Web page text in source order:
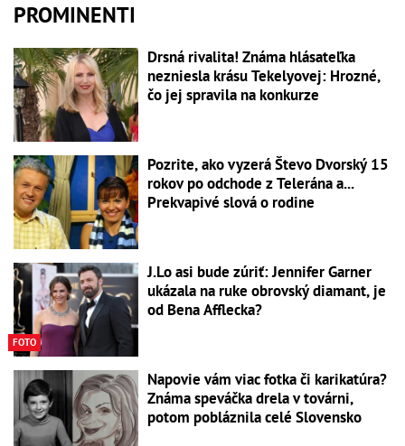
PROMINENTI
Drsná rivalita! Známa hlásateľka
nezniesla krásu Tekelyovej: Hrozné,
čo jej spravila na konkurze
Pozrite, ako vyzerá Števo Dvorský 15
rokov po odchode z Telerána a...
Prekvapivé slová o rodine
FOTO
J.Lo asi bude zúriť: Jennifer Garner
ukázala na ruke obrovský diamant, je
od Bena Afflecka?
Napovie vám viac fotka či karikatúra?
Známa speváčka drela v továrni,
potom pobláznila celé Slovensko